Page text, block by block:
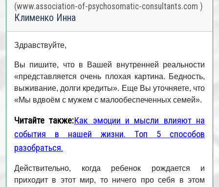
(www.association-of-psychosomatic-consultants.com )
Клименко Инна
Здравствуйте,
Вы пишите, что в Вашей внутренней реальности
«представляется очень плохая картина. Бедность,
выживание, долги кредиты». Еще Вы уточняете, что
«Мы вдвоём с мужем с малообеспеченных семей».
Читайте также:Как эмоции и мысли влияют на
события в нашей жизни. Топ 5 способов
разобраться.
Действительно, когда ребенок рождается и
приходит в этот мир, то ничего про себя в этом